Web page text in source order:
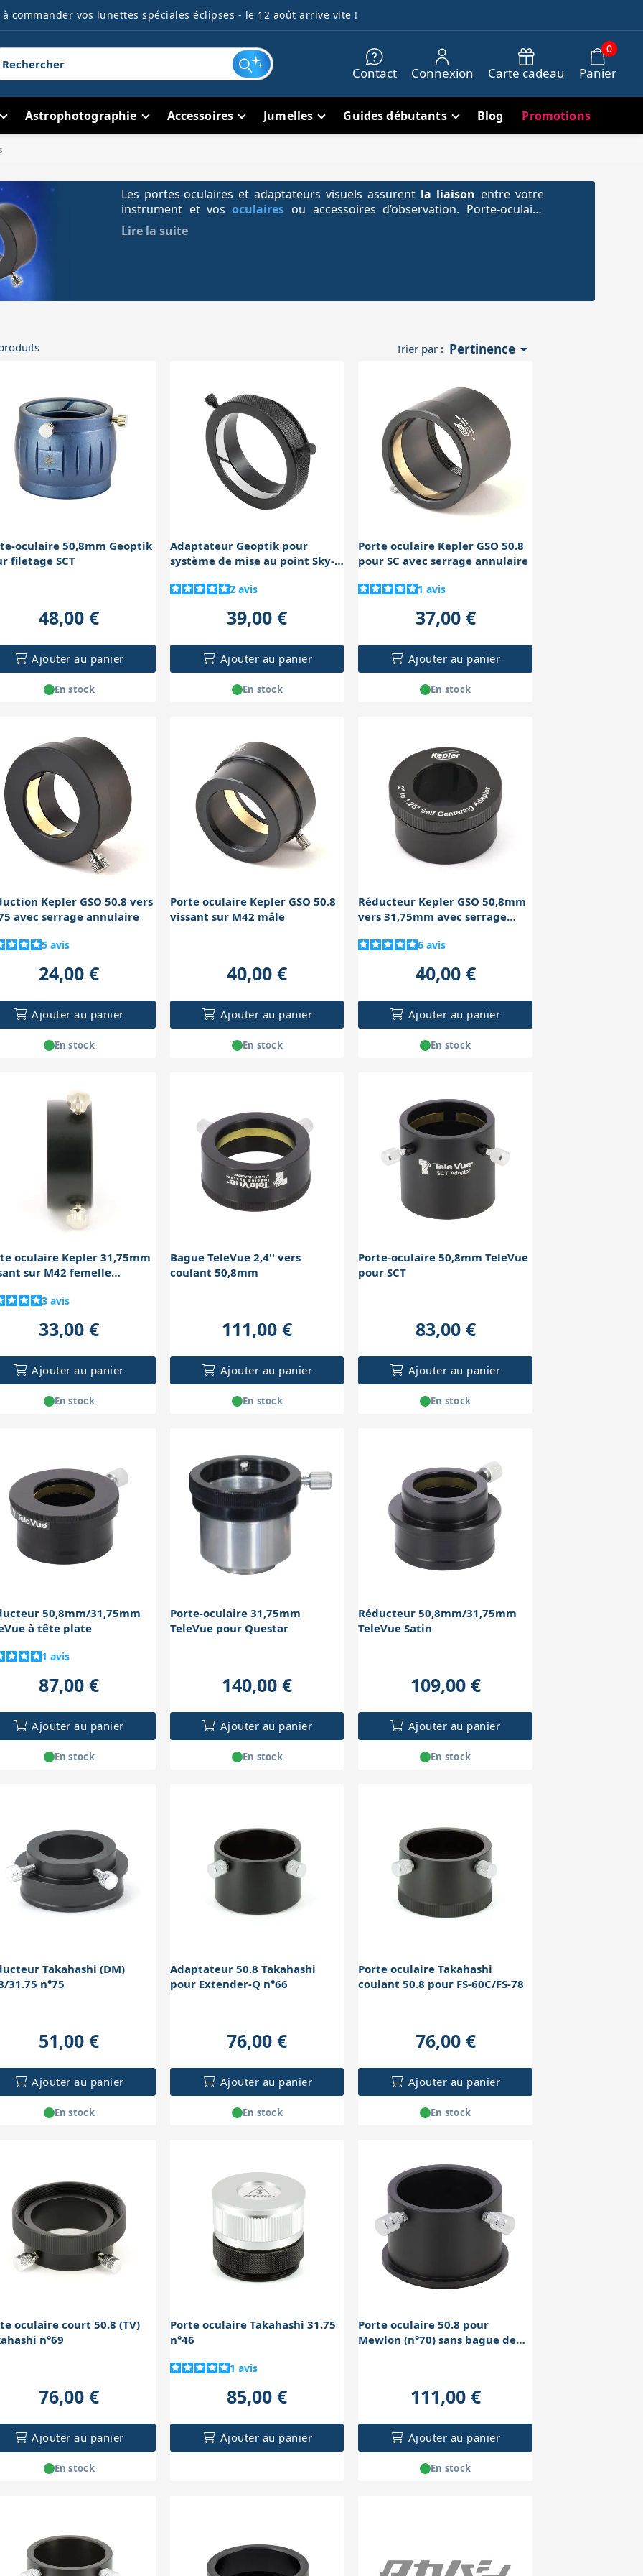
à commander vos lunettes spéciales éclipses - le 12 août arrive vite !
Contact Connexion Carte cadeau Panier
0
Astrophotographie Accessoires Jumelles Guides débutants Blog Promotions
Les portes-oculaires et adaptateurs visuels assurent la liaison entre votre
instrument et vosoculaires ou accessoires d’observation. Porte-oculaire
31.75mm ou 50.8mm, réducteur de coulant, bague de conversion, adaptateur
SCT, M42, M48 ou système dédié :
Lire la suite
Trier par : Pertinence
oculaire 50,8mm Geoptik
filetage SCT
48,00 €
Ajouter au panier
En stock
Adaptateur Geoptik pour
système de mise au point Sky-
2avis
39,00 €
Ajouter au panier
En stock
Porte oculaire Kepler GSO 50.8
pour SC avec serrage annulaire
1avis
37,00 €
Ajouter au panier
En stock
Kepler GSO 50.8 vers
avec serrage annulaire
5avis
24,00 €
Ajouter au panier
En stock
Porte oculaire Kepler GSO 50.8
vissant sur M42 mâle
40,00 €
Ajouter au panier
En stock
Réducteur Kepler GSO 50,8mm
vers 31,75mm avec serrage
6avis
40,00 €
Ajouter au panier
En stock
oculaire Kepler 31,75mm
sur M42 femelle
3avis
33,00 €
Ajouter au panier
En stock
Bague TeleVue 2,4'' vers
coulant 50,8mm
111,00 €
Ajouter au panier
En stock
Porte-oculaire 50,8mm TeleVue
pour SCT
83,00 €
Ajouter au panier
En stock
50,8mm/31,75mm
à tête plate
1avis
87,00 €
Ajouter au panier
En stock
Porte-oculaire 31,75mm
TeleVue pour Questar
140,00 €
Ajouter au panier
En stock
Réducteur 50,8mm/31,75mm
TeleVue Satin
109,00 €
Ajouter au panier
En stock
Takahashi (DM)
31.75 n°75
51,00 €
Ajouter au panier
En stock
Adaptateur 50.8 Takahashi
pour Extender-Q n°66
76,00 €
Ajouter au panier
En stock
Porte oculaire Takahashi
coulant 50.8 pour FS-60C/FS-78
76,00 €
Ajouter au panier
En stock
oculaire court 50.8 (TV)
n°69
76,00 €
Ajouter au panier
En stock
Porte oculaire Takahashi 31.75
n°46
1avis
85,00 €
Ajouter au panier
Porte oculaire 50.8 pour
Mewlon (n°70) sans bague de
111,00 €
Ajouter au panier
En stock